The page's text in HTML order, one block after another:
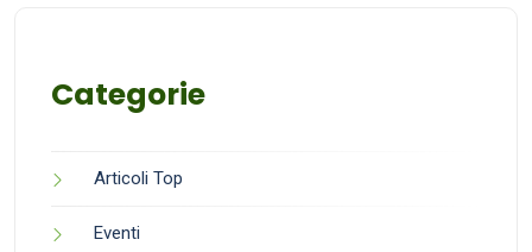
Categorie
Articoli Top
Eventi